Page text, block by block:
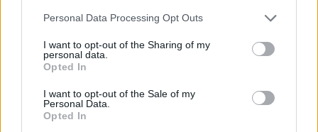
Personal Data Processing Opt Outs
I want to opt-out of the Sharing of my
personal data.
Opted In
I want to opt-out of the Sale of my
Personal Data.
Opted In
vez más pequeñas cada partido que pasa, y hay
muchos equipos en el Oeste que juegan bien",
comentaba LeBron. "Nosotros intentamos ser mejores,
voy a estar en una postemporada".